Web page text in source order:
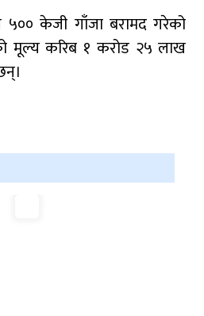
जबरजस्ती करणी प्रयासको
एक पक्राउ
जुम्लाका कोषाध्यक्ष पाण्डेको निधन
५०० केजी गाँजा बरामद गरेको
मूल्य करिब १ करोड २५ लाख